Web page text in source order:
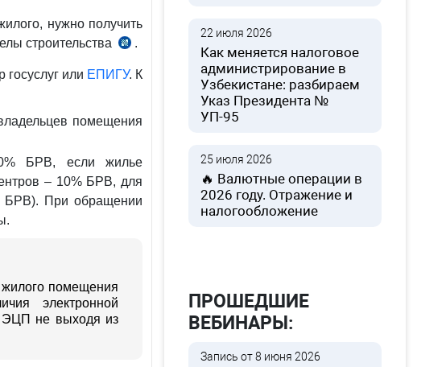
нужно получить
строительства .
или ЕПИГУ. К
помещения
БРВ, если жилье
– 10% БРВ, для
БРВ). При обращении
помещения
электронной
ЭЦП не выходя из
22 июля 2026
Как меняется налоговое
администрирование в
Узбекистане: разбираем
Указ Президента №
УП-95
25 июля 2026
🔥 Валютные операции в
2026 году. Отражение и
налогообложение
ПРОШЕДШИЕ
ВЕБИНАРЫ:
Запись от 8 июня 2026